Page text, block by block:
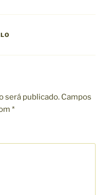
será publicado. Campos
*